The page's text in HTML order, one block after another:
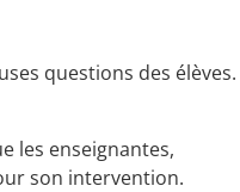
questions des élèves.
les enseignantes,
son intervention.